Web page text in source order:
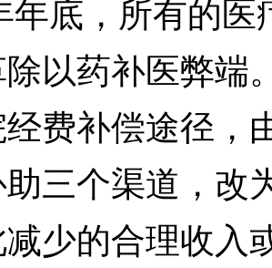
年底，所有的
以药补医弊端
费补偿途径，
三个渠道，改
少的合理收入